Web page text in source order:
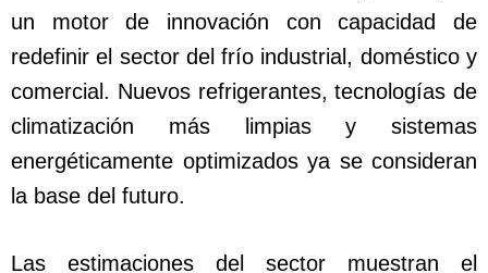
un motor de innovación con capacidad de
redefinir el sector del frío industrial, doméstico y
comercial. Nuevos refrigerantes, tecnologías de
climatización más limpias y sistemas
energéticamente optimizados ya se consideran
la base del futuro.
Las estimaciones del sector muestran el